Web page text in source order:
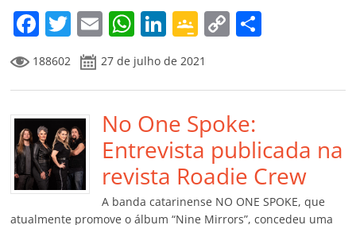
m
F
a
c
e
b
o
o
k
T
w
itt
er
E
m
ai
l
W
h
at
s
A
p
p
Li
n
k
e
dI
n
G
o
o
gl
e
Cl
a
ss
C
y
Li
n
k
p
til
h
ar
188602 27 de julho de 2021
No One Spoke:
Entrevista publicada na
revista Roadie Crew
A banda catarinense NO ONE SPOKE, que
atualmente promove o álbum “Nine Mirrors”, concedeu uma